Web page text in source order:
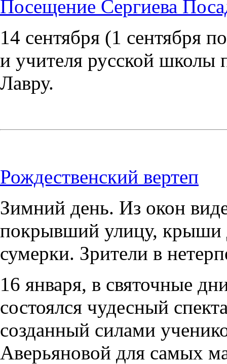
Посещение Сергиева
14 сентября (1 сентября
и учителя русской школы
Лавру.
Рождественский вертеп
Зимний день. Из окон
покрывший улицу, крыши
сумерки. Зрители в
16 января, в святочные
состоялся чудесный
созданный силами
Аверьяновой для самых